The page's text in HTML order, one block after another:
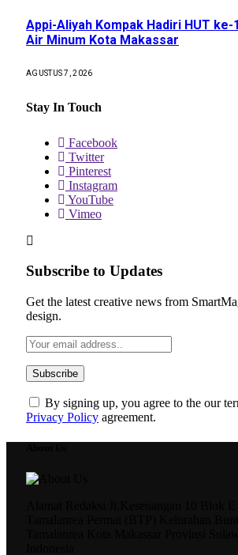
Appi-Aliyah Kompak Hadiri HUT ke-
Air Minum Kota Makassar
AGUSTUS 7, 2026
Stay In Touch
Facebook
Twitter
Pinterest
Instagram
YouTube
Vimeo
Subscribe to Updates
Get the latest creative news from
design.
By signing up, you agree to the our
Privacy Policy agreement.